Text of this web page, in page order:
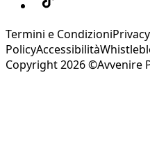
Termini e Condizioni
PolicyAccessibilità
Copyright 2026 ©Avvenire